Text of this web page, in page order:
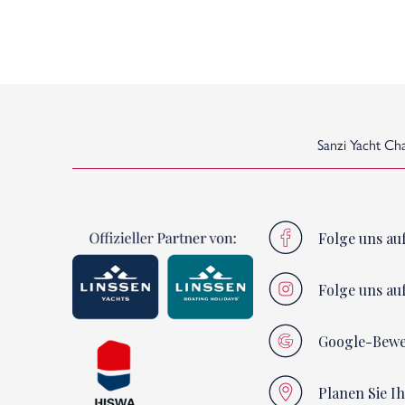
Sanzi Yacht
Folge uns
Folge uns
Google-
Planen Sie